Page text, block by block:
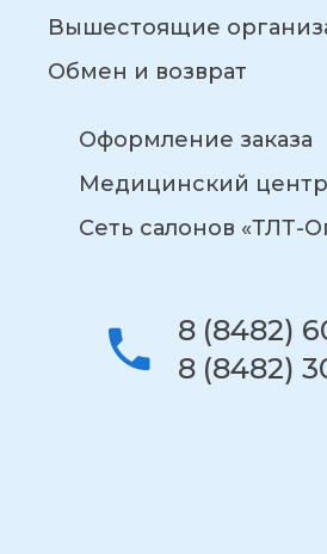
Вышестоящие
Обмен и возврат
Оформление заказа
Медицинский центр
Сеть салонов «ТЛТ-
8 (8482)
8 (8482)